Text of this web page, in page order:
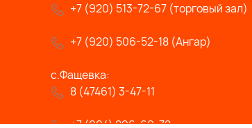
+7 (920) 513-72-67 (торговый зал)
+7 (920) 506-52-18 (Ангар)
с.Фащевка:
8 (47461) 3-47-11
+7 (904) 296-69-72